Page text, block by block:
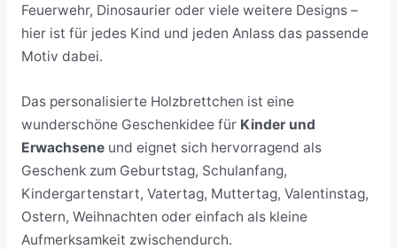
Feuerwehr, Dinosaurier oder viele weitere Designs –
hier ist für jedes Kind und jeden Anlass das passende
Motiv dabei.
Das personalisierte Holzbrettchen ist eine
wunderschöne Geschenkidee für Kinder und
Erwachseneund eignet sich hervorragend als
Geschenk zum Geburtstag, Schulanfang,
Kindergartenstart, Vatertag, Muttertag, Valentinstag,
Ostern, Weihnachten oder einfach als kleine
Aufmerksamkeit zwischendurch.